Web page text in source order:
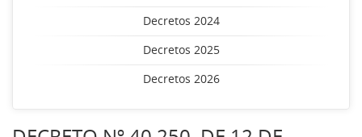
Decretos 2024
Decretos 2025
Decretos 2026